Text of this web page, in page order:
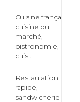
Cuisine française,
cuisine du
marché,
bistronomie,
cuis...
Restauration
rapide,
sandwicherie,